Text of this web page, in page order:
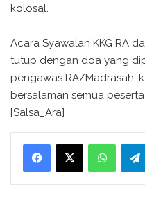
kolosal.
Acara Syawalan KKG RA
tutup dengan doa yang
pengawas RA/Madrasah,
bersalaman semua
[Salsa_Ara]
WhatsApp